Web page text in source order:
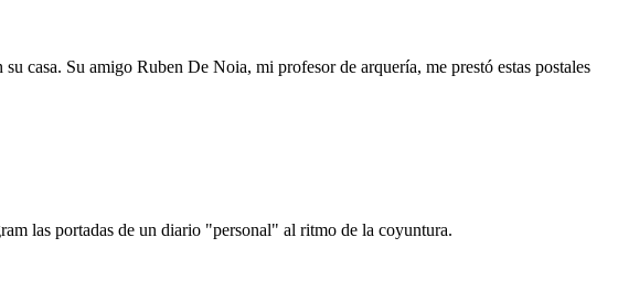
casa. Su amigo Ruben De Noia, mi profesor de arquería, me prestó estas postales
las portadas de un diario "personal" al ritmo de la coyuntura.